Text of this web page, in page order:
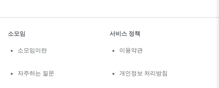
소모임
소모임이란
자주하는 질문
서비스 정책
이용약관
개인정보 처리방침